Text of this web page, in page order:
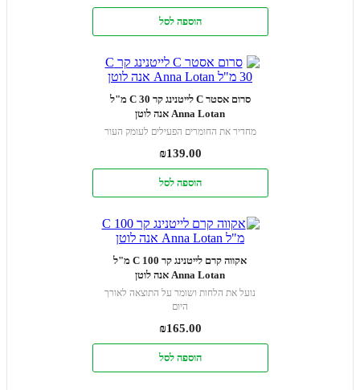
הוספה לסל
סרום אסטר C לייטנינג קר C 30 מ"ל
Anna Lotan אנה לוטן
מחדיר את החומרים הפעילים לעומק העור
₪139.00
הוספה לסל
אקווה קרם לייטנינג קר C 100 מ"ל
Anna Lotan אנה לוטן
נועל את הלחות ושומר על התוצאה לאורך
היום
₪165.00
הוספה לסל